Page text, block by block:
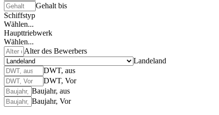
Gehalt bis
Schiffstyp
Wählen...
Haupttriebwerk
Wählen...
Alter des Bewerbers
Landeland
DWT, aus
DWT, Vor
Baujahr, aus
Baujahr, Vor